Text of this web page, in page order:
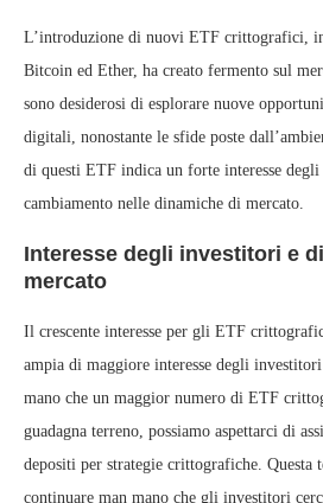
L’introduzione di nuovi ETF crittografici,
Bitcoin ed Ether, ha creato fermento sul
sono desiderosi di esplorare nuove
digitali, nonostante le sfide poste
di questi ETF indica un forte interesse
cambiamento nelle dinamiche di mercato.
Interesse degli investitori e
mercato
Il crescente interesse per gli ETF
ampia di maggiore interesse degli
mano che un maggior numero di ETF
guadagna terreno, possiamo aspettarci di
depositi per strategie crittografiche. Questa
continuare man mano che gli investitori